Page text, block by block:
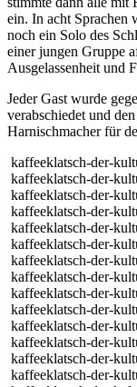
ein. In acht Sprachen
noch ein Solo des
einer jungen Gruppe
Ausgelassenheit und
Jeder Gast wurde
verabschiedet und
Harnischmacher für
kaffeeklatsch-der-
kaffeeklatsch-der-
kaffeeklatsch-der-
kaffeeklatsch-der-
kaffeeklatsch-der-
kaffeeklatsch-der-
kaffeeklatsch-der-
kaffeeklatsch-der-
kaffeeklatsch-der-
kaffeeklatsch-der-
kaffeeklatsch-der-
kaffeeklatsch-der-
kaffeeklatsch-der-
kaffeeklatsch-der-